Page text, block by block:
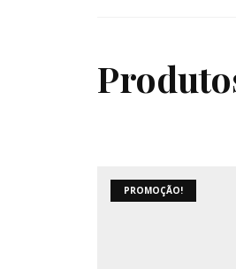
PROMOÇÃO!